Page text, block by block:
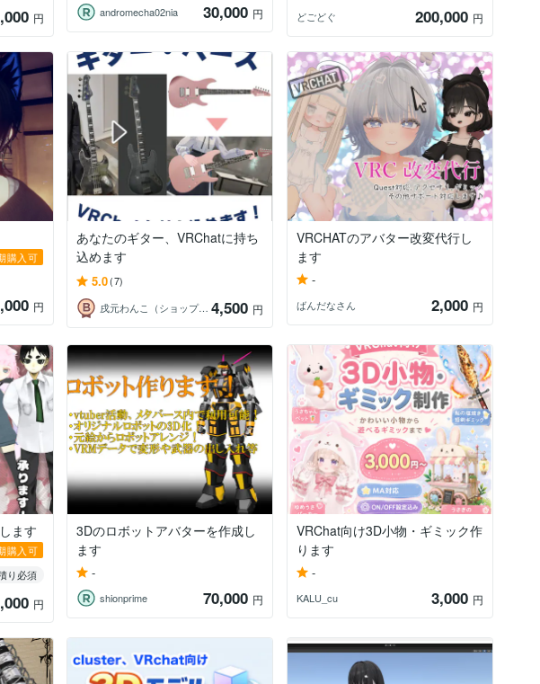
円 andromecha02nia 30,000 円
どごどぐ
200,000 円
購入可
円
あなたのギター、VRChatに持ち
込めます
5.0(7)
戌元わんこ（ショップみしま） 4,500 円
VRCHATのアバター改変代行し
ます
-
ばんだなさん 2,000 円
ます
購入可
り必須
円
3Dのロボットアバターを作成し
ます
-
shionprime 70,000 円
VRChat向け3D小物・ギミック作
ります
-
KALU_cu 3,000 円